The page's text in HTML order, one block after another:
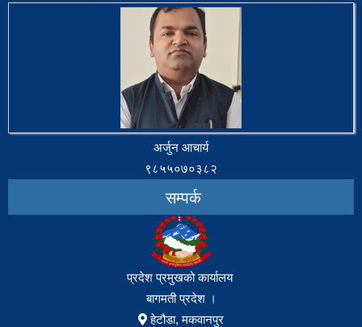
अर्जुन आचार्य
९८५५०७०३८२
सम्पर्क
प्रदेश प्रमुखको कार्यालय
बागमती प्रदेश ।
हेटौडा, मकवानपुर